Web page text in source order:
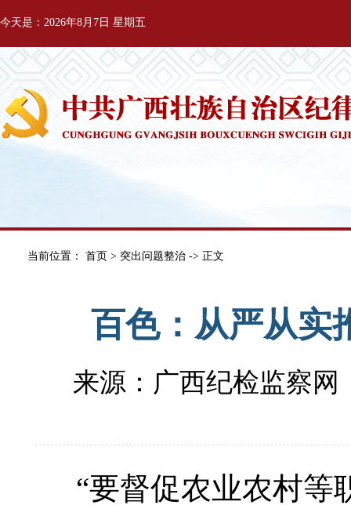
今天是：2026年8月7日 星期五
当前位置： 首页 > 突出问题整治 -> 正文
百色：从严从实
来源：广西纪检监察网
“要督促农业农村等